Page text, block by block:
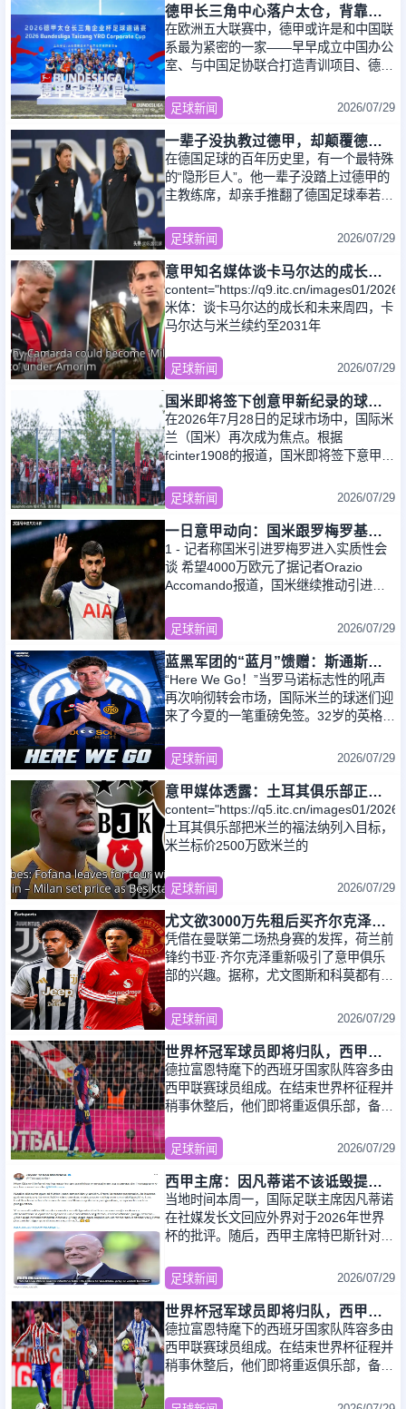
德甲长三角中心落户太仓，背靠上海建设亚太地区旗舰级中心
在欧洲五大联赛中，德甲或许是和中国联
系最为紧密的一家——早早成立中国办公
室、与中国足协联合打造青训项目、德甲
名宿持续的中国行……而如今，德甲在国
内足球新闻 2026/07/29
一辈子没执教过德甲，却颠覆德国足球！克洛普：他是我的教父
在德国足球的百年历史里，有一个最特殊
的“隐形巨人”。他一辈子没踏上过德甲的
主教练席，却亲手推翻了德国足球奉若神
明的“自由人”传统；他只是一支德乙保级
足球新闻 2026/07/29
意甲知名媒体谈卡马尔达的成长和未来，他还在努力的成长
content="https://q9.itc.cn/images01/
米体：谈卡马尔达的成长和未来周四，卡
马尔达与米兰续约至2031年
足球新闻 2026/07/29
国米即将签下创意甲新纪录的球衣袖口赞助商，商业运作再创新高！
在2026年7月28日的足球市场中，国际米
兰（国米）再次成为焦点。根据
fcinter1908的报道，国米即将签下意甲历
史上最昂贵的球衣袖口广告赞助合约。这
不仅是国米在转
足球新闻 2026/07/29
一日意甲动向：国米跟罗梅罗基本谈妥，阿莫林带米兰第一战2
1 - 记者称国米引进罗梅罗进入实质性会
谈 希望4000万欧元了据记者Orazio
Accomando报道，国米继续推动引进罗
以4000万欧
足球新闻 2026/07/29
蓝黑军团的“蓝月”馈赠：斯通斯与意甲的“养老”哲学
“Here We Go！”当罗马诺标志性的吼声
再次响彻转会市场，国际米兰的球迷们迎
来了今夏的一笔重磅免签。32岁的英格兰
国脚级中卫约翰·斯通斯，正式告别效力
十年
足球新闻 2026/07/29
意甲媒体透露：土耳其俱乐部正在关注福法纳，米兰标价2500万欧
content="https://q5.itc.cn/images01/
土耳其俱乐部把米兰的福法纳列入目标，
米兰标价2500万欧米兰的
足球新闻 2026/07/29
尤文欲3000万先租后买齐尔克泽，曼联需尽快决断！意甲黑马亦想争夺
凭借在曼联第二场热身赛的发挥，荷兰前
锋约书亚·齐尔克泽重新吸引了意甲俱乐
部的兴趣。据称，尤文图斯和科莫都有意
引进，而且英媒称，尤文与曼联的先租后
买谈判
足球新闻 2026/07/29
世界杯冠军球员即将归队，西甲联赛202627赛季蓄势待发
德拉富恩特麾下的西班牙国家队阵容多由
西甲联赛球员组成。在结束世界杯征程并
稍事休整后，他们即将重返俱乐部，备战
新赛季。西班牙队第二次加冕世界杯冠
军，这
足球新闻 2026/07/29
西甲主席：因凡蒂诺不该诋毁提出问题的人 应给出回复
当地时间本周一，国际足联主席因凡蒂诺
在社媒发长文回应外界对于2026年世界
杯的批评。随后，西甲主席特巴斯针对该
后，因凡
足球新闻 2026/07/29
世界杯冠军球员即将归队，西甲联赛2026/27赛季蓄势待发
德拉富恩特麾下的西班牙国家队阵容多由
西甲联赛球员组成。在结束世界杯征程并
稍事休整后，他们即将重返俱乐部，备战
新赛季。西班牙队第二次加冕世界杯冠
军，这